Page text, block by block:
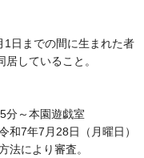
日までの間に生まれた者
していること。
分～本園遊戯室
和7年7月28日（月曜日）
法により審査。